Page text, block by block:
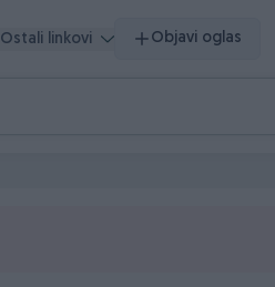
Ostali linkovi Objavi oglas